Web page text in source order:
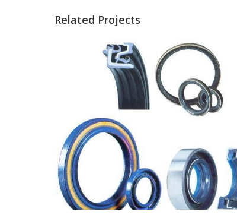
Related Projects